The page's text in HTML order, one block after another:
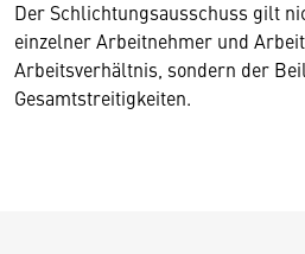
Der Schlichtungsausschuss gilt
einzelner Arbeitnehmer und
Arbeitsverhältnis, sondern der
Gesamtstreitigkeiten.